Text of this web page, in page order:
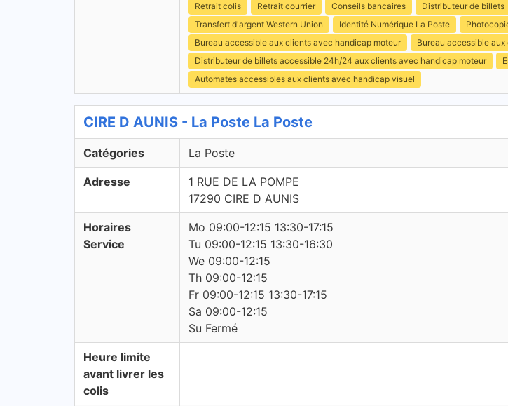
Retrait colis
Retrait courrier Conseils bancaires Distributeur de billets
Transfert d'argent Western Union
Identité Numérique La Poste
Bureau accessible aux clients avec handicap moteur
Bureau accessible
Distributeur de billets accessible 24h/24 aux clients avec handicap moteur
Automates accessibles aux clients avec handicap visuel
CIRE D AUNIS - La Poste La Poste
Catégories La Poste
Adresse
1 RUE DE LA POMPE
17290 CIRE D AUNIS
Horaires
Service
Mo 09:00-12:15 13:30-17:15
Tu 09:00-12:15 13:30-16:30
We 09:00-12:15
Th 09:00-12:15
Fr 09:00-12:15 13:30-17:15
Sa 09:00-12:15
Su Fermé
Heure limite
avant livrer les
colis